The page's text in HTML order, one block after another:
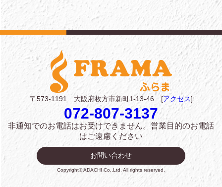
〒573-1191 大阪府枚方市新町1-13-46 [アクセス]
072-807-3137
非通知でのお電話はお受けできません。 営業目的のお電話
はご遠慮ください
お問い合わせ
Copyright© ADACHI Co.,Ltd. All rights reserved.